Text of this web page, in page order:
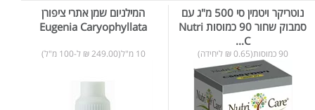
נוטריקר ויטמין סי 500 מ"ג עם
סמבוק שחור 90 כמוסות Nutri
C...
90 כמוסות(0.65 ₪ ליחידה)
המילניום שמן אתרי ציפורן
Eugenia Caryophyllata
10 מ"ל(249.00 ₪ ל-100 מ"ל)